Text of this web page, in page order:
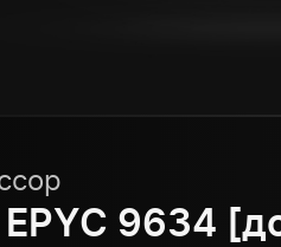
9634